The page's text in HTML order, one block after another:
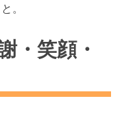
。
・笑顔・